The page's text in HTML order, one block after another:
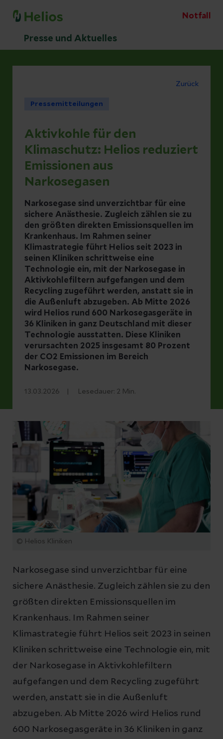
Notfall
Presse und Aktuelles
Zurück
Pressemitteilungen
Aktivkohle für den
Klimaschutz: Helios reduziert
Emissionen aus
Narkosegasen
Narkosegase sind unverzichtbar für eine
sichere Anästhesie. Zugleich zählen sie zu
den größten direkten Emissionsquellen im
Krankenhaus. Im Rahmen seiner
Klimastrategie führt Helios seit 2023 in
seinen Kliniken schrittweise eine
Technologie ein, mit der Narkosegase in
Aktivkohlefiltern aufgefangen und dem
Recycling zugeführt werden, anstatt sie in
die Außenluft abzugeben. Ab Mitte 2026
wird Helios rund 600 Narkosegasgeräte in
36 Kliniken in ganz Deutschland mit dieser
Technologie ausstatten. Diese Kliniken
verursachten 2025 insgesamt 80 Prozent
der CO2 Emissionen im Bereich
Narkosegase.
13.03.2026 Lesedauer: 2 Min.
© Helios Kliniken
Narkosegase sind unverzichtbar für eine
sichere Anästhesie. Zugleich zählen sie zu den
größten direkten Emissionsquellen im
Krankenhaus. Im Rahmen seiner
Klimastrategie führt Helios seit 2023 in seinen
Kliniken schrittweise eine Technologie ein, mit
der Narkosegase in Aktivkohlefiltern
aufgefangen und dem Recycling zugeführt
werden, anstatt sie in die Außenluft
abzugeben. Ab Mitte 2026 wird Helios rund
600 Narkosegasgeräte in 36 Kliniken in ganz